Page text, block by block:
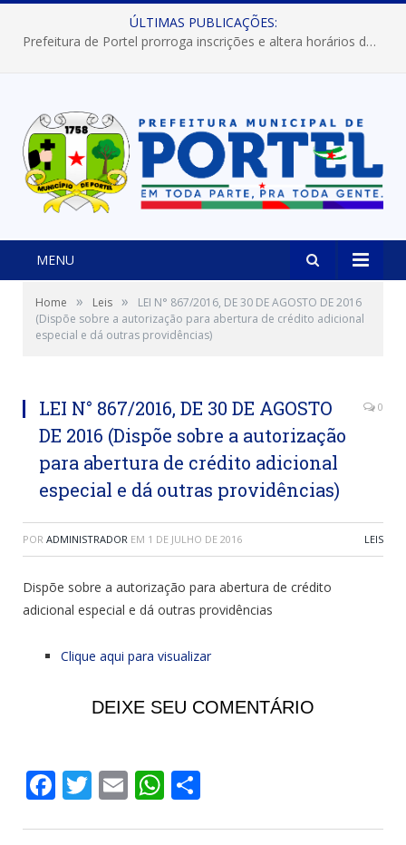
ÚLTIMAS PUBLICAÇÕES:
Prefeitura de Portel prorroga inscrições e altera horários dos concursos “Musa” e “Miss Mix Verão 2026”
MENU
Home » Leis »
LEI N° 867/2016, DE 30 DE AGOSTO DE 2016
(Dispõe sobre a autorização para abertura de crédito adicional
especial e dá outras providências)
LEI N° 867/2016, DE 30 DE AGOSTO
DE 2016 (Dispõe sobre a autorização
para abertura de crédito adicional
especial e dá outras providências)
0
POR ADMINISTRADOR EM 1 DE JULHO DE 2016 LEIS
Dispõe sobre a autorização para abertura de crédito
adicional especial e dá outras providências
Clique aqui para visualizar
DEIXE SEU COMENTÁRIO
Facebook
Twitter
EmailWhatsApp